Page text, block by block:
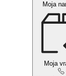
Moja
Moja